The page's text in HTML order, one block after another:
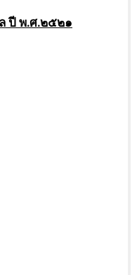
ปี พ.ศ.๒๕๒๑